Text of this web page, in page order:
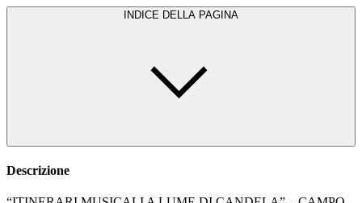
INDICE DELLA PAGINA
Descrizione